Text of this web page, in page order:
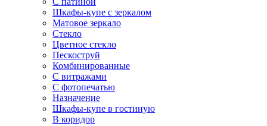
Шкафы-купе с зеркалом
Матовое зеркало
Стекло
Цветное стекло
Пескоструй
Комбинированные
С витражами
С фотопечатью
Назначение
Шкафы-купе в гостиную
В коридор